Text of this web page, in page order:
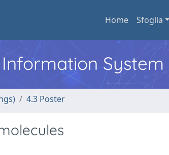
Home Sfoglia
System
4.3 Poster